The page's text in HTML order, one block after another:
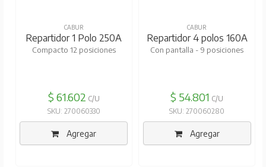
CABUR
Repartidor 1 Polo 250A
Compacto 12 posiciones
$ 61.602 C/U
SKU: 270060330
Agregar
CABUR
Repartidor 4 polos 160A
Con pantalla - 9 posiciones
$ 54.801 C/U
SKU: 270060280
Agregar